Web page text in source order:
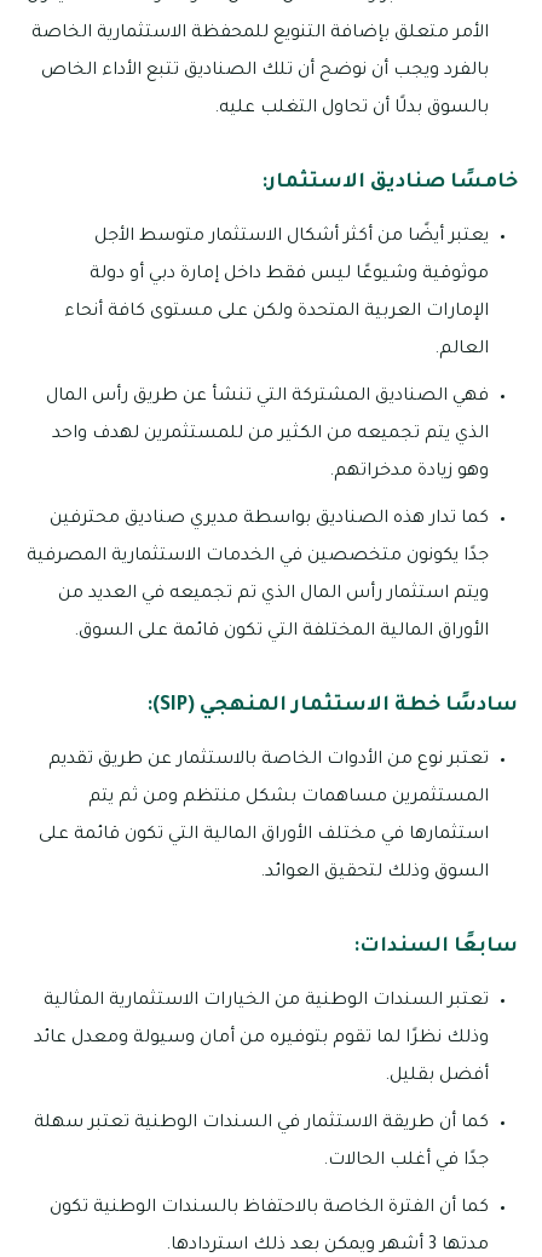
الأمر متعلق بإضافة التنويع للمحفظة الاستثمارية الخاصة
بالفرد ويجب أن نوضح أن تلك الصناديق تتبع الأداء الخاص
بالسوق بدلًا أن تحاول التغلب عليه.
خامسًا صناديق الاستثمار:
يعتبر أيضًا من أكثر أشكال الاستثمار متوسط الأجل
موثوقية وشيوعًا ليس فقط داخل إمارة دبي أو دولة
الإمارات العربية المتحدة ولكن على مستوى كافة أنحاء
العالم.
فهي الصناديق المشتركة التي تنشأ عن طريق رأس المال
الذي يتم تجميعه من الكثير من للمستثمرين لهدف واحد
وهو زيادة مدخراتهم.
كما تدار هذه الصناديق بواسطة مديري صناديق محترفين
جدًا يكونون متخصصين في الخدمات الاستثمارية المصرفية
ويتم استثمار رأس المال الذي تم تجميعه في العديد من
الأوراق المالية المختلفة التي تكون قائمة على السوق.
سادسًا خطة الاستثمار المنهجي (SIP):
تعتبر نوع من الأدوات الخاصة بالاستثمار عن طريق تقديم
المستثمرين مساهمات بشكل منتظم ومن ثم يتم
استثمارها في مختلف الأوراق المالية التي تكون قائمة على
السوق وذلك لتحقيق العوائد.
سابعًا السندات:
تعتبر السندات الوطنية من الخيارات الاستثمارية المثالية
وذلك نظرًا لما تقوم بتوفيره من أمان وسيولة ومعدل عائد
أفضل بقليل.
كما أن طريقة الاستثمار في السندات الوطنية تعتبر سهلة
جدًا في أغلب الحالات.
كما أن الفترة الخاصة بالاحتفاظ بالسندات الوطنية تكون
مدتها 3 أشهر ويمكن بعد ذلك استردادها.